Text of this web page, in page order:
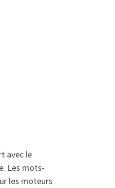
avec le
Les mots-
les moteurs